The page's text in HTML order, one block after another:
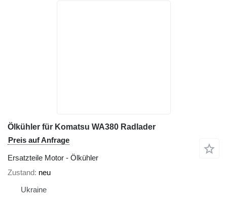
Ölkühler für Komatsu WA380 Radlader
Preis auf Anfrage
Ersatzteile Motor - Ölkühler
Zustand
neu
Ukraine